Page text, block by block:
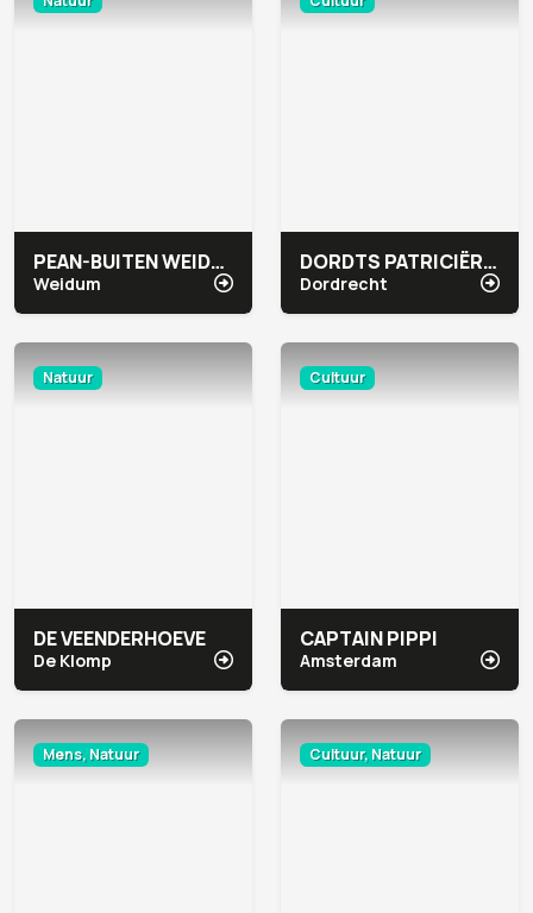
PEAN-BUITEN WEIDUM
Weidum
DORDTS PATRICIËRSHUIS
Dordrecht
Natuur
DE VEENDERHOEVE
De Klomp
Cultuur
CAPTAIN PIPPI
Amsterdam
Mens, Natuur Cultuur, Natuur